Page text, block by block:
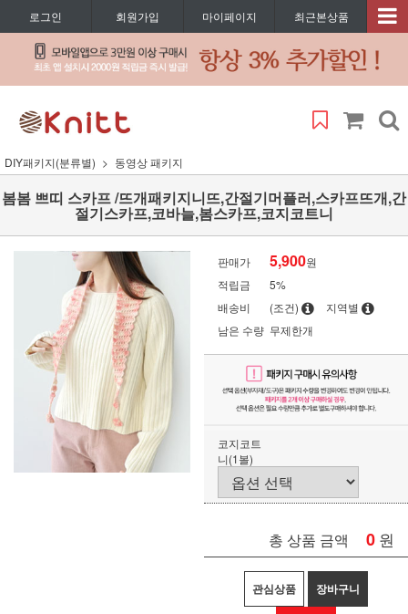
로그인 회원가입 마이페이지 최근본상품
DIY패키지(분류별) 동영상 패키지
봄봄 쁘띠 스카프 /뜨개패키지니뜨,간절기머플러,스카프뜨개,간
절기스카프,코바늘,봄스카프,코지코트니
판매가 5,900원
적립금
5%
배송비
(조건)
지역별
남은 수량 무제한개
코지코트
니(1볼)
총 상품 금액 0 원
관심상품 장바구니